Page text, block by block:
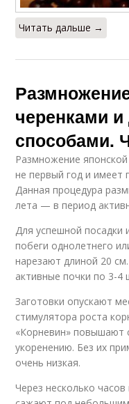
Читать дальше →
черенками
способами.
Размножение
не первый год и имеет
Данная процедура
лета — в период
Для успешной посадки
побеги однолетнего
нарезают длиной 20
активные почки по 3-
Заготовки опускают
стимулятора роста
«Корневин» повышают
укоренению. Без их
очень низкая.
Через несколько